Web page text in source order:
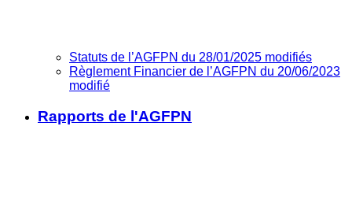
Statuts de l’AGFPN du 28/01/2025 modifiés
Règlement Financier de l’AGFPN du 20/06/2023
modifié
Rapports de l'AGFPN